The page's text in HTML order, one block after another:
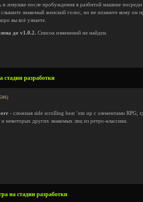
в ловушке после пробуждения в разбитой машине
знакомый женский голос, но не помните кому он
вы всё узнаете.
до v1.0.2. Список изменений не найден.
стадии разработки
- сложная side scrolling beat ‘em up с элементами RPG,
и некоторых других знакомых лиц из ретро-классики.
на стадии разработки